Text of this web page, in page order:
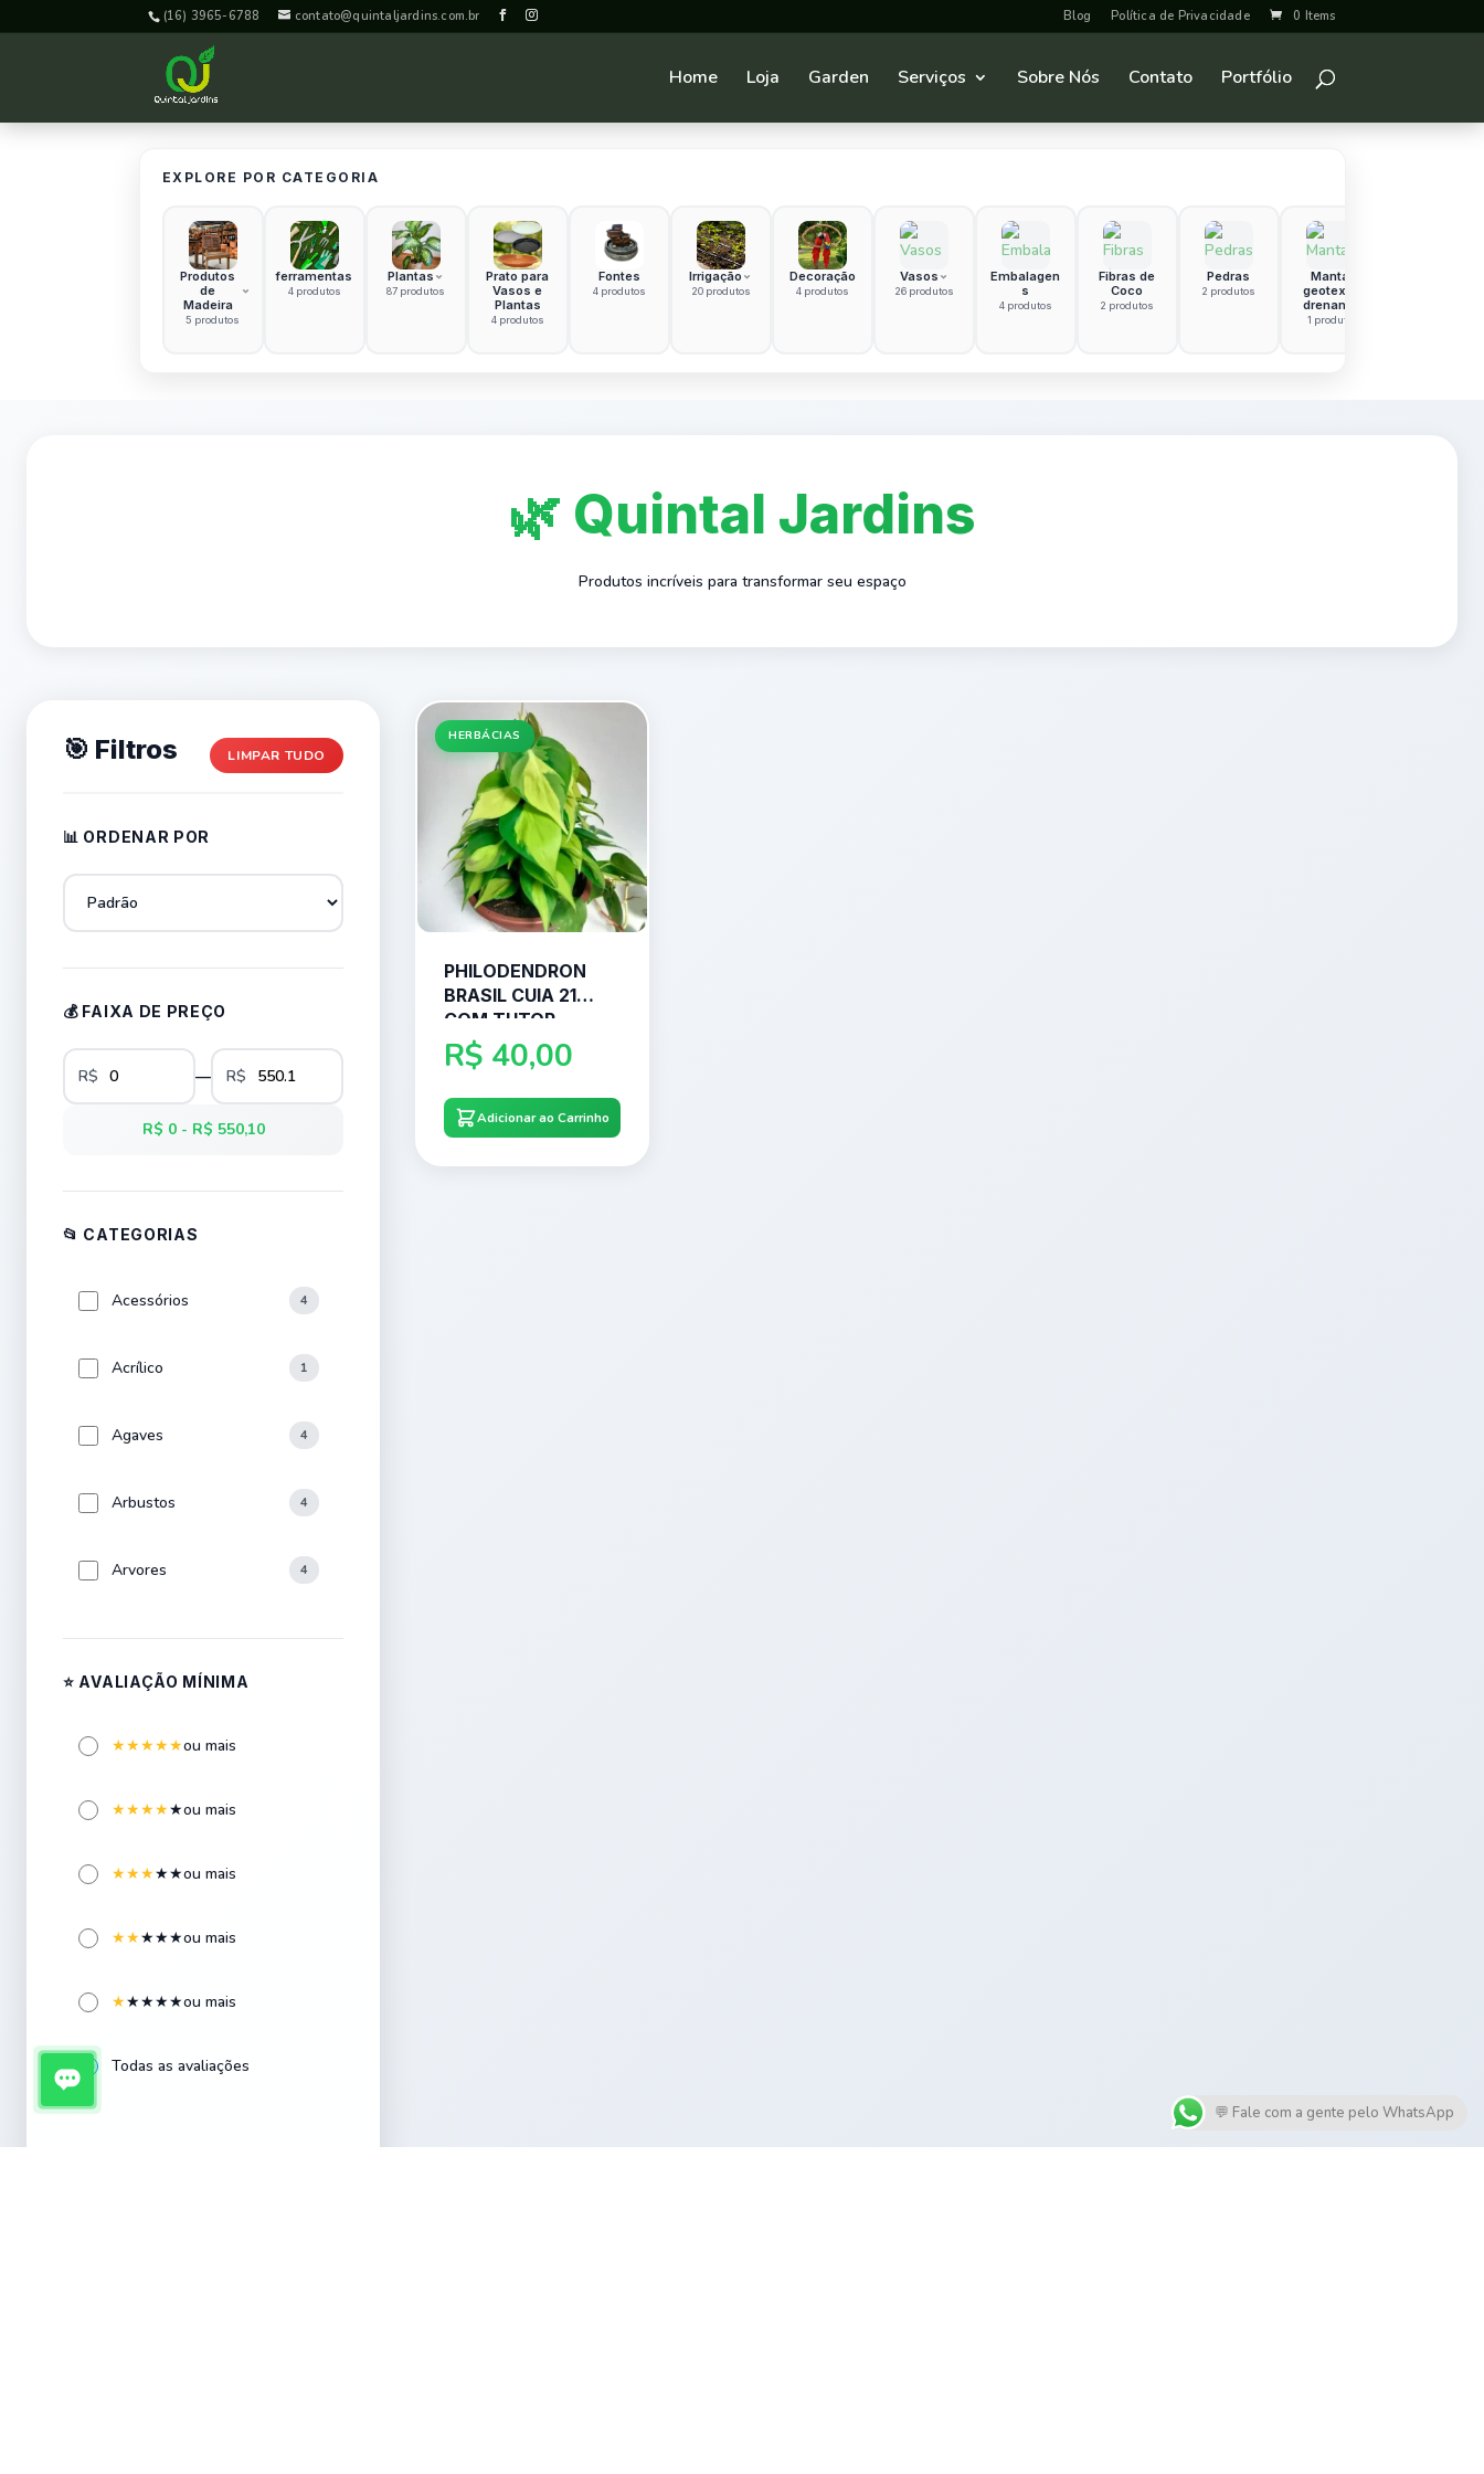
(16) 3965-6788 contato@quintaljardins.com.br Blog Política de Privacidade 0 Items
Home Loja Garden Serviços Sobre Nós Contato Portfólio
EXPLORE POR CATEGORIA
Produtos
de
Madeira
5 produtos
ferramentas
4 produtos
Plantas
87 produtos
Prato para
Vasos e
Plantas
4 produtos
Fontes
4 produtos
Irrigação
20 produtos
Decoração
4 produtos
Vasos
26 produtos
Embalagen
s
4 produtos
Fibras de
Coco
2 produtos
Pedras
2 produtos
Manta
geotextil
drenante
1 produto
🌿 Quintal Jardins
Produtos incríveis para transformar seu espaço
🎯 Filtros LIMPAR TUDO
📊 ORDENAR POR
💰 FAIXA DE PREÇO
R$ — R$
R$ 0 - R$ 550,10
📂 CATEGORIAS
Acessórios 4
Acrílico 1
Agaves 4
Arbustos 4
Arvores 4
Aspersores 4
⭐ AVALIAÇÃO MÍNIMA
★★★★★ou mais
★★★★★ou mais
★★★★★ou mais
★★★★★ou mais
★★★★★ou mais
Todas as avaliações
HERBÁCIAS
PHILODENDRON
BRASIL CUIA 21
COM TUTOR
CENTRAL
R$ 40,00
Adicionar ao Carrinho
💬 Fale com a gente pelo WhatsApp